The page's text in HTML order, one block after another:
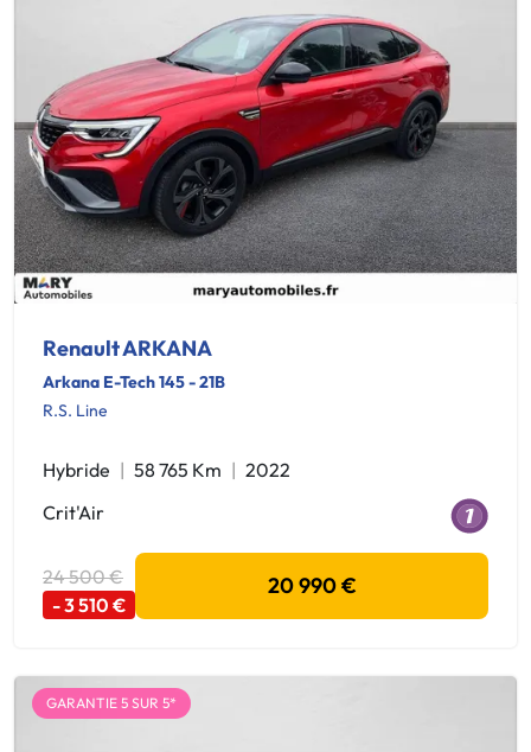
Renault ARKANA
Arkana E-Tech 145 - 21B
R.S. Line
Hybride 58 765 Km
2022
Crit'Air
24 500 €
- 3 510 €
20 990 €
GARANTIE 5 SUR 5*